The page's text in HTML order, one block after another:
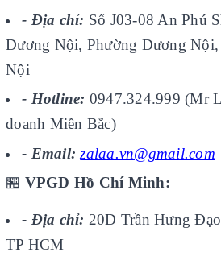
- Địa chỉ: Số J03-08 An Phú
Dương Nội, Phường Dương
Nội
- Hotline: 0947.324.999 (Mr
doanh Miền Bắc)
- Email: zalaa.vn@gmail.com
🏪 VPGD Hồ Chí Minh:
- Địa chỉ: 20D Trần Hưng
TP HCM